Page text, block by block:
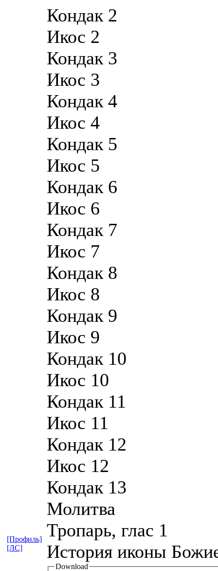
Кондак 2
Икос 2
Кондак 3
Икос 3
Кондак 4
Икос 4
Кондак 5
Икос 5
Кондак 6
Икос 6
Кондак 7
Икос 7
Кондак 8
Икос 8
Кондак 9
Икос 9
Кондак 10
Икос 10
Кондак 11
Икос 11
Кондак 12
Икос 12
Кондак 13
Молитва
Тропарь, глас 1
История иконы
Download
[Профиль]
[ЛС]